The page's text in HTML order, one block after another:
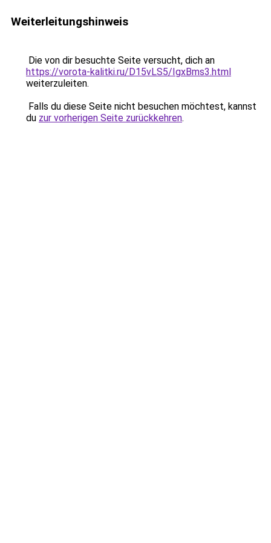
Weiterleitungshinweis
Die von dir besuchte Seite versucht, dich an
https://vorota-kalitki.ru/D15vLS5/IgxBms3.html
weiterzuleiten.
Falls du diese Seite nicht besuchen möchtest, kannst
du zur vorherigen Seite zurückkehren.